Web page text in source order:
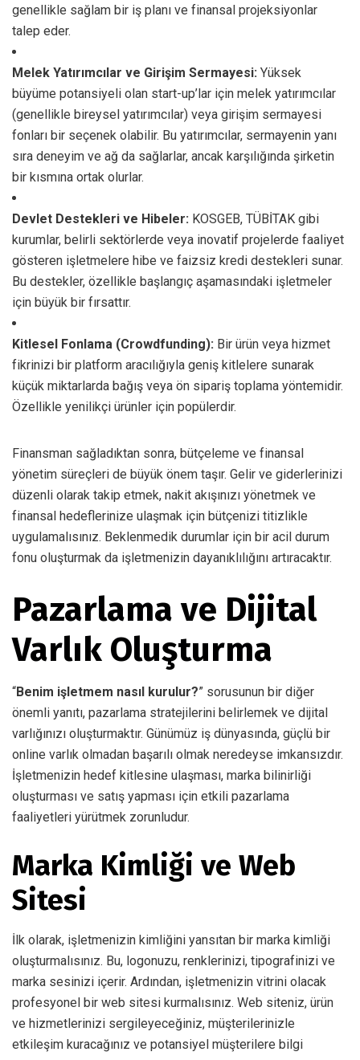
genellikle sağlam bir iş planı ve finansal projeksiyonlar
talep eder.
Melek Yatırımcılar ve Girişim Sermayesi: Yüksek
büyüme potansiyeli olan start-up’lar için melek yatırımcılar
(genellikle bireysel yatırımcılar) veya girişim sermayesi
fonları bir seçenek olabilir. Bu yatırımcılar, sermayenin yanı
sıra deneyim ve ağ da sağlarlar, ancak karşılığında şirketin
bir kısmına ortak olurlar.
Devlet Destekleri ve Hibeler: KOSGEB, TÜBİTAK gibi
kurumlar, belirli sektörlerde veya inovatif projelerde faaliyet
gösteren işletmelere hibe ve faizsiz kredi destekleri sunar.
Bu destekler, özellikle başlangıç aşamasındaki işletmeler
için büyük bir fırsattır.
Kitlesel Fonlama (Crowdfunding): Bir ürün veya hizmet
fikrinizi bir platform aracılığıyla geniş kitlelere sunarak
küçük miktarlarda bağış veya ön sipariş toplama yöntemidir.
Özellikle yenilikçi ürünler için popülerdir.
Finansman sağladıktan sonra, bütçeleme ve finansal
yönetim süreçleri de büyük önem taşır. Gelir ve giderlerinizi
düzenli olarak takip etmek, nakit akışınızı yönetmek ve
finansal hedeflerinize ulaşmak için bütçenizi titizlikle
uygulamalısınız. Beklenmedik durumlar için bir acil durum
fonu oluşturmak da işletmenizin dayanıklılığını artıracaktır.
Pazarlama ve Dijital
Varlık Oluşturma
“Benim işletmem nasıl kurulur?” sorusunun bir diğer
önemli yanıtı, pazarlama stratejilerini belirlemek ve dijital
varlığınızı oluşturmaktır. Günümüz iş dünyasında, güçlü bir
online varlık olmadan başarılı olmak neredeyse imkansızdır.
İşletmenizin hedef kitlesine ulaşması, marka bilinirliği
oluşturması ve satış yapması için etkili pazarlama
faaliyetleri yürütmek zorunludur.
Marka Kimliği ve Web
Sitesi
İlk olarak, işletmenizin kimliğini yansıtan bir marka kimliği
oluşturmalısınız. Bu, logonuzu, renklerinizi, tipografinizi ve
marka sesinizi içerir. Ardından, işletmenizin vitrini olacak
profesyonel bir web sitesi kurmalısınız. Web siteniz, ürün
ve hizmetlerinizi sergileyeceğiniz, müşterilerinizle
etkileşim kuracağınız ve potansiyel müşterilere bilgi